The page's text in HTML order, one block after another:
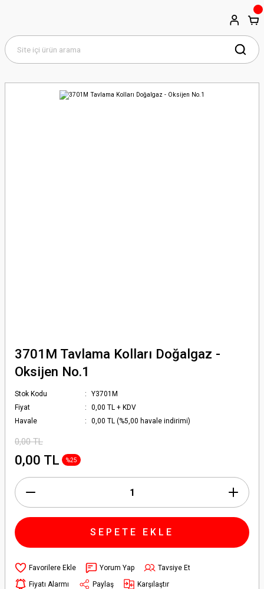
3701M Tavlama Kolları Doğalgaz -
Oksijen No.1
Stok Kodu
Y3701M
Fiyat
0,00 TL + KDV
Havale
0,00 TL (%5,00 havale indirimi)
0,00 TL
0,00 TL %25
SEPETE EKLE
Yorum Yap
Tavsiye Et
Fiyatı Alarmı
Paylaş Karşılaştır